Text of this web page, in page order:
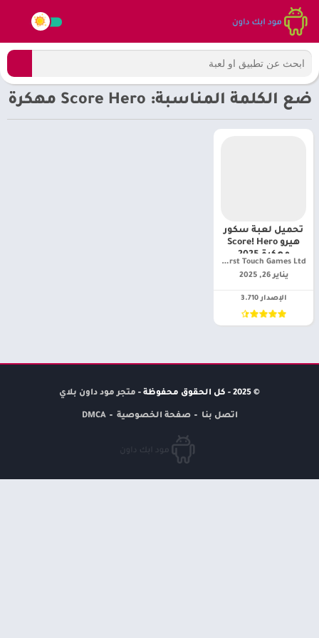
ضع الكلمة المناسبة: Score Hero مهكرة
تحميل لعبة سكور
هيرو Score! Hero
مهكرة 2025
First Touch Games Ltd.‏
يناير 26, 2025
الإصدار 3.710
© 2025 - كل الحقوق محفوظة - متجر مود داون بلاي
اتصل بنا صفحة الخصوصية DMCA